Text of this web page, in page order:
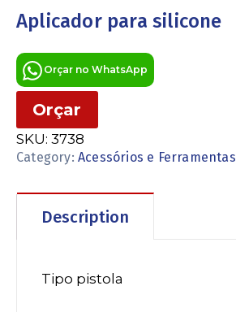
Aplicador para silicone
Orçar no WhatsApp
Orçar
SKU: 3738
Category: Acessórios e Ferramentas
Description
Tipo pistola